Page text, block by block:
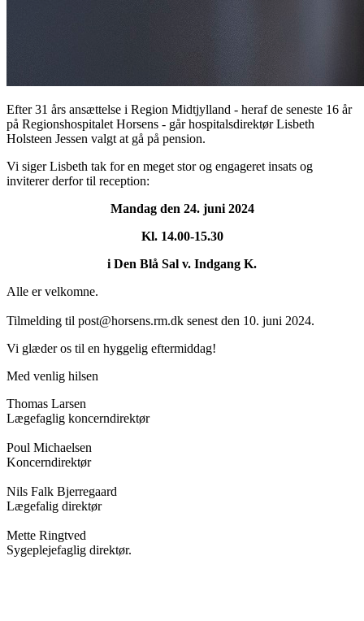
Efter 31 års ansættelse i Region Midtjylland - heraf de seneste 16 år
på Regionshospitalet Horsens - går hospitalsdirektør Lisbeth
Holsteen Jessen valgt at gå på pension.
Vi siger Lisbeth tak for en meget stor og engageret insats og
inviterer derfor til reception:
Mandag den 24. juni 2024
Kl. 14.00-15.30
i Den Blå Sal v. Indgang K.
Alle er velkomne.
Tilmelding til post@horsens.rm.dk senest den 10. juni 2024.
Vi glæder os til en hyggelig eftermiddag!
Med venlig hilsen
Thomas Larsen
Lægefaglig koncerndirektør
Poul Michaelsen
Koncerndirektør
Nils Falk Bjerregaard
Lægefalig direktør
Mette Ringtved
Sygeplejefaglig direktør.